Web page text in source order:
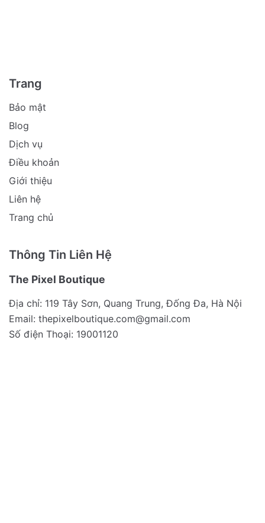
Trang
Bảo mật
Blog
Dịch vụ
Điều khoản
Giới thiệu
Liên hệ
Trang chủ
Thông Tin Liên Hệ
The Pixel Boutique
Địa chỉ: 119 Tây Sơn, Quang Trung, Đống Đa, Hà Nội
Email: thepixelboutique.com@gmail.com
Số điện Thoại: 19001120